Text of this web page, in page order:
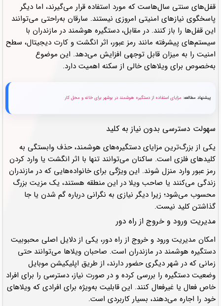
قفل‌های سنتی سال‌هاست که مورد استفاده قرار می‌گیرند، اما دیگر
پاسخگوی نیازهای امنیتی امروزی نیستند. سارقان به‌راحتی می‌توانند
این قفل‌ها را باز کنند. در مقابل، دستگیره هوشمند در مازندران با
سیستم‌های پیشرفته مانند رمز عبور، اثر انگشت و کارت دیجیتال، سطح
امنیت را به میزان قابل توجهی افزایش می‌دهد. این موضوع
به‌خصوص برای ویلاهای خالی از سکنه اهمیت دارد.
پیشنهاد مطالعه: مزایای استفاده از دستگیره هوشمند در بوشهر برای خانه و محل کار
سهولت دسترسی بدون نیاز به کلید
یکی از بزرگ‌ترین مزایای دستگیره‌های هوشمند، حذف وابستگی به
کلیدهای فلزی است. ساکنان می‌توانند تنها با اثر انگشت یا وارد کردن
رمز عبور وارد منزل شوند. این ویژگی برای خانواده‌هایی که در مازندران
زندگی می‌کنند یا صاحب ویلا در این منطقه هستند، یک مزیت بزرگ
محسوب می‌شود؛ زیرا دیگر نیازی به نگرانی درباره گم شدن یا جا
گذاشتن کلید نیست.
مدیریت ورود و خروج از راه دور
امکان مدیریت ورود و خروج از راه دور، یکی از دلایل اصلی محبوبیت
دستگیره هوشمند در مازندران است. صاحبان ویلاها می‌توانند حتی
زمانی که در شهر دیگری حضور دارند، از طریق اپلیکیشن موبایل
وضعیت دستگیره را بررسی کرده و در صورت نیاز، دسترسی را برای افراد
خاص فعال یا غیرفعال کنند. این قابلیت به‌ویژه برای افرادی که ویلاهای
خود را اجاره می‌دهند، بسیار کاربردی است.